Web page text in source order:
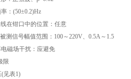
：(50±0.2)Hz
在钳口中的位置：任意
测信号幅值范围：100～220V、0.5A～1.5
磁场干扰：应避免
限
(见表1)